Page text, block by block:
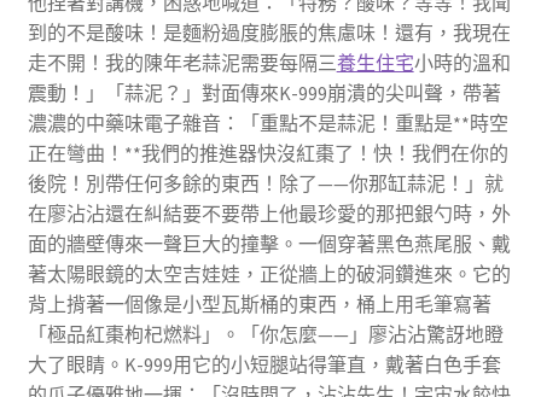
到的不是酸味！是麵粉過度膨脹的焦慮味！還有，我現在
走不開！我的陳年老蒜泥需要每隔三養生住宅小時的溫和
震動！」「蒜泥？」對面傳來K-999崩潰的尖叫聲，帶著
濃濃的中藥味電子雜音：「重點不是蒜泥！重點是**時空
正在彎曲！**我們的推進器快沒紅棗了！快！我們在你的
後院！別帶任何多餘的東西！除了——你那缸蒜泥！」就
在廖沾沾還在糾結要不要帶上他最珍愛的那把銀勺時，外
面的牆壁傳來一聲巨大的撞擊。一個穿著黑色燕尾服、戴
著太陽眼鏡的太空吉娃娃，正從牆上的破洞鑽進來。它的
背上揹著一個像是小型瓦斯桶的東西，桶上用毛筆寫著
「極品紅棗枸杞燃料」。「你怎麼——」廖沾沾驚訝地瞪
大了眼睛。K-999用它的小短腿站得筆直，戴著白色手套